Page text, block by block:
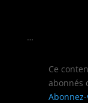
…
Ce
abon­nés